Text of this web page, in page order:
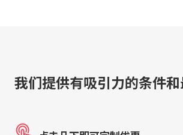
我们提供有吸引力的条件